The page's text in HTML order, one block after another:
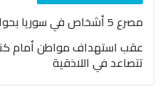
مصرع 5 أشخاص في سوريا بحوادث منفصلة خلال يوم واحد
عقب استهداف مواطن أمام
تتصاعد في اللاذقية